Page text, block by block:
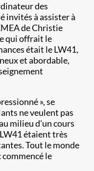
des
invités à assister à
de Christie
qui offrait le
était le LW41,
et abordable,
», se
ne veulent pas
milieu d'un cours
étaient très
Tout le monde
le